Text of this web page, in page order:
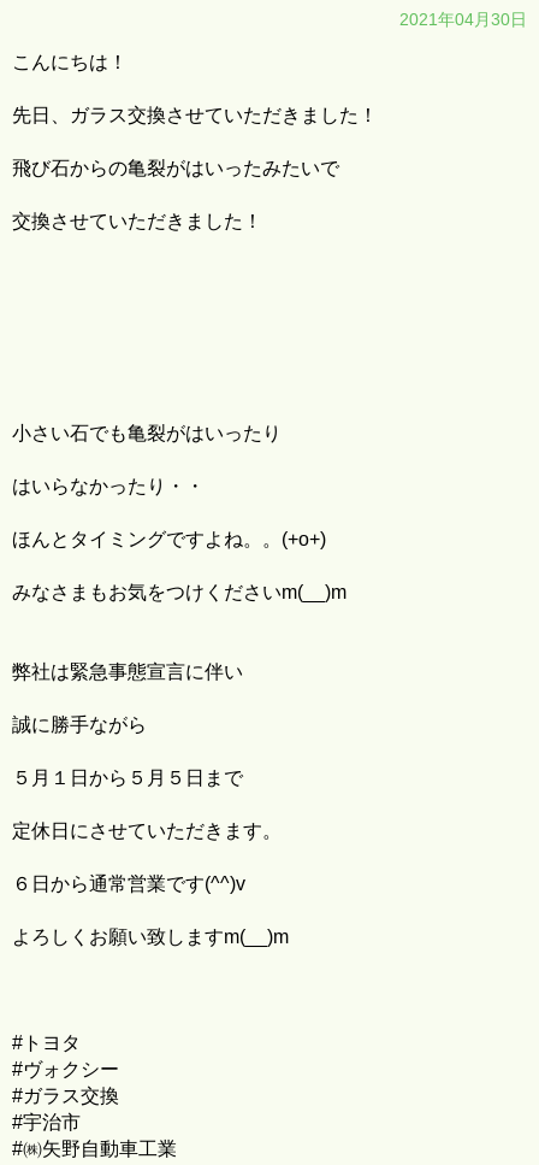
2021年04月30日
こんにちは！
先日、ガラス交換させていただきました！
飛び石からの亀裂がはいったみたいで
交換させていただきました！
小さい石でも亀裂がはいったり
はいらなかったり・・
ほんとタイミングですよね。。(+o+)
みなさまもお気をつけくださいm(__)m
弊社は緊急事態宣言に伴い
誠に勝手ながら
５月１日から５月５日まで
定休日にさせていただきます。
６日から通常営業です(^^)v
よろしくお願い致しますm(__)m
#トヨタ
#ヴォクシー
#ガラス交換
#宇治市
#㈱矢野自動車工業